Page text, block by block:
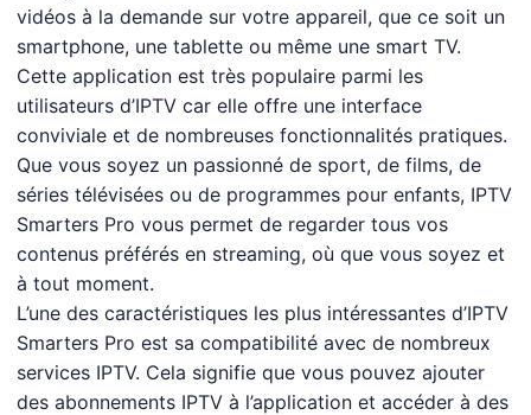
vidéos à la demande sur votre appareil, que ce soit un
smartphone, une tablette ou même une smart TV.
Cette application est très populaire parmi les
utilisateurs d’IPTV car elle offre une interface
conviviale et de nombreuses fonctionnalités pratiques.
Que vous soyez un passionné de sport, de films, de
séries télévisées ou de programmes pour enfants, IPTV
Smarters Pro vous permet de regarder tous vos
contenus préférés en streaming, où que vous soyez et
à tout moment.
L’une des caractéristiques les plus intéressantes d’IPTV
Smarters Pro est sa compatibilité avec de nombreux
services IPTV. Cela signifie que vous pouvez ajouter
des abonnements IPTV à l’application et accéder à des